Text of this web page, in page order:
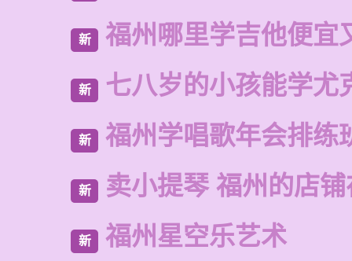
新 福州哪里学吉他便宜
新 七八岁的小孩能学尤
新 福州学唱歌年会排练
新 卖小提琴 福州的店
新 福州星空乐艺术